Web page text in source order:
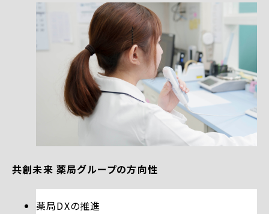
共創未来 薬局グループの方向性
薬局DXの推進